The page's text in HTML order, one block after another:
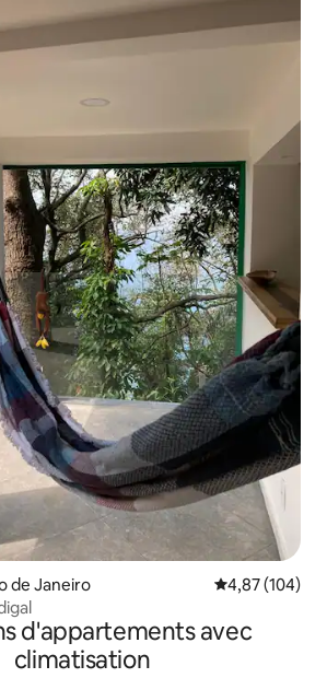
de Janeiro Évaluation
4,87 (104)
d'appartements avec
climatisation